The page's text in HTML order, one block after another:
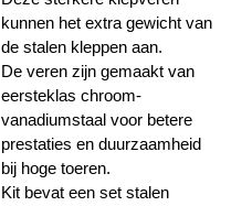
kunnen het extra gewicht van
de stalen kleppen aan.
De veren zijn gemaakt van
eersteklas chroom-
vanadiumstaal voor betere
prestaties en duurzaamheid
bij hoge toeren.
Kit bevat een set stalen